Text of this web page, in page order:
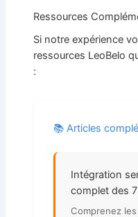
Ressources
Si notre expérience
ressources LeoBelo
:
📚 Articles
Intégration
complet des
Comprenez